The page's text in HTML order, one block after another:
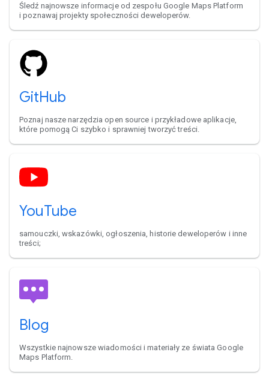
Śledź najnowsze informacje od zespołu Google Maps Platform
i poznawaj projekty społeczności deweloperów.
GitHub
Poznaj nasze narzędzia open source i przykładowe aplikacje,
które pomogą Ci szybko i sprawniej tworzyć treści.
YouTube
samouczki, wskazówki, ogłoszenia, historie deweloperów i inne
treści;
Blog
Wszystkie najnowsze wiadomości i materiały ze świata Google
Maps Platform.